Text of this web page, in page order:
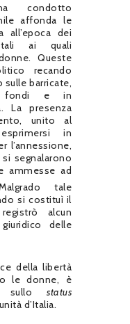
condotto
affonda le
all’epoca dei
ai quali
Queste
recando
barricate,
fondi e in
La presenza
unito al
in
l’annessione,
segnalarono
ammesse ad
tale
si costituì il
alcun
giuridico delle
della libertà
le donne, è
sullo status
d’Italia.